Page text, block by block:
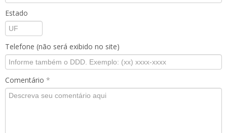
Estado
Telefone (não será exibido no site)
Comentário *